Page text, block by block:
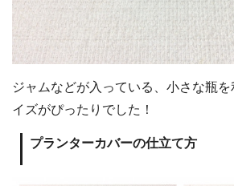
ジャムなどが入っている、小さな瓶
イズがぴったりでした！
プランターカバーの仕立て方